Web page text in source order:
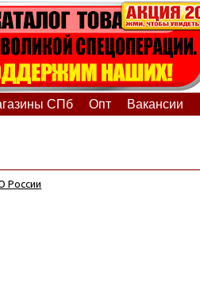
СПб Опт Вакансии
России